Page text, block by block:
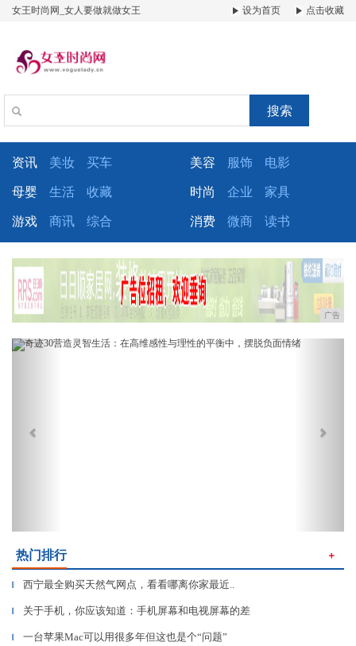
女王时尚网_女人要做就做女王 设为首页 点击收藏
搜索
资讯 美妆 买车 美容 服饰 电影
母婴 生活 收藏 时尚 企业 家具
游戏 商讯 综合 消费 微商 读书
广告
Previous
热门排行 ＋
▎ 西宁最全购买天然气网点，看看哪离你家最近..
▎ 关于手机，你应该知道：手机屏幕和电视屏幕的差
▎ 一台苹果Mac可以用很多年但这也是个“问题”